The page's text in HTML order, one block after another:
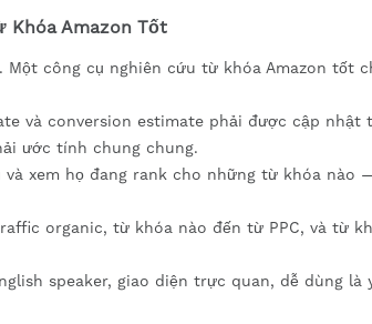
Khóa Amazon Tốt
công cụ nghiên cứu từ khóa Amazon tốt
và conversion estimate phải được cập nhật
ước tính chung chung.
và xem họ đang rank cho những từ khóa nào
organic, từ khóa nào đến từ PPC, và từ
speaker, giao diện trực quan, dễ dùng là